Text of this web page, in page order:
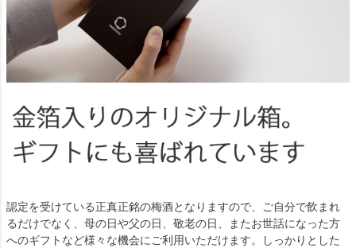
認定を受けている正真正銘の梅酒となりますので、ご自分で飲まれ
るだけでなく、母の日や父の日、敬老の日、またお世話になった方
へのギフトなど様々な機会にご利用いただけます。しっかりとした